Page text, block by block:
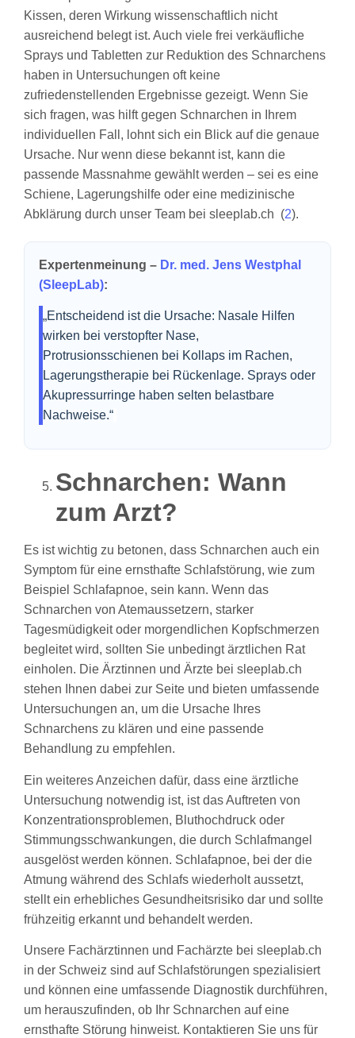
Kissen, deren Wirkung wissenschaftlich nicht
ausreichend belegt ist. Auch viele frei verkäufliche
Sprays und Tabletten zur Reduktion des Schnarchens
haben in Untersuchungen oft keine
zufriedenstellenden Ergebnisse gezeigt. Wenn Sie
sich fragen, was hilft gegen Schnarchen in Ihrem
individuellen Fall, lohnt sich ein Blick auf die genaue
Ursache. Nur wenn diese bekannt ist, kann die
passende Massnahme gewählt werden – sei es eine
Schiene, Lagerungshilfe oder eine medizinische
Abklärung durch unser Team bei sleeplab.ch (2).
Expertenmeinung – Dr. med. Jens Westphal
(SleepLab):
„Entscheidend ist die Ursache: Nasale Hilfen
wirken bei verstopfter Nase,
Protrusionsschienen bei Kollaps im Rachen,
Lagerungstherapie bei Rückenlage. Sprays oder
Akupressurringe haben selten belastbare
Nachweise.“
Schnarchen: Wann
zum Arzt?
Es ist wichtig zu betonen, dass Schnarchen auch ein
Symptom für eine ernsthafte Schlafstörung, wie zum
Beispiel Schlafapnoe, sein kann. Wenn das
Schnarchen von Atemaussetzern, starker
Tagesmüdigkeit oder morgendlichen Kopfschmerzen
begleitet wird, sollten Sie unbedingt ärztlichen Rat
einholen. Die Ärztinnen und Ärzte bei sleeplab.ch
stehen Ihnen dabei zur Seite und bieten umfassende
Untersuchungen an, um die Ursache Ihres
Schnarchens zu klären und eine passende
Behandlung zu empfehlen.
Ein weiteres Anzeichen dafür, dass eine ärztliche
Untersuchung notwendig ist, ist das Auftreten von
Konzentrationsproblemen, Bluthochdruck oder
Stimmungsschwankungen, die durch Schlafmangel
ausgelöst werden können. Schlafapnoe, bei der die
Atmung während des Schlafs wiederholt aussetzt,
stellt ein erhebliches Gesundheitsrisiko dar und sollte
frühzeitig erkannt und behandelt werden.
Unsere Fachärztinnen und Fachärzte bei sleeplab.ch
in der Schweiz sind auf Schlafstörungen spezialisiert
und können eine umfassende Diagnostik durchführen,
um herauszufinden, ob Ihr Schnarchen auf eine
ernsthafte Störung hinweist. Kontaktieren Sie uns für